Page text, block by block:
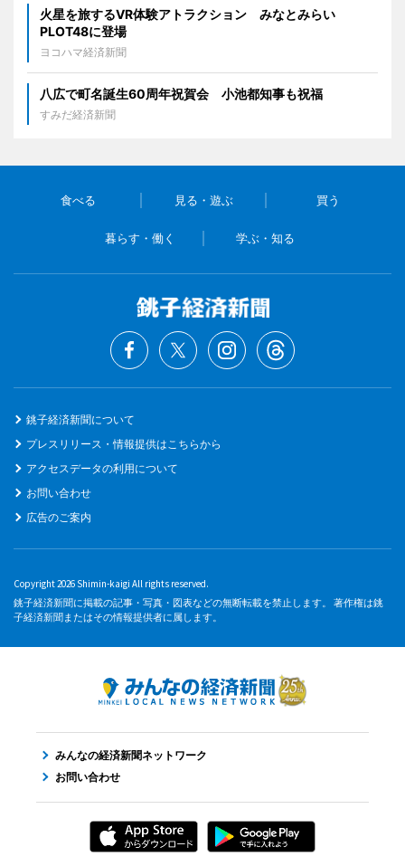
火星を旅するVR体験アトラクション みなとみらい
PLOT48に登場
ヨコハマ経済新聞
八広で町名誕生60周年祝賀会 小池都知事も祝福
すみだ経済新聞
食べる 見る・遊ぶ 買う
暮らす・働く 学ぶ・知る
銚子経済新聞について
プレスリリース・情報提供はこちらから
アクセスデータの利用について
お問い合わせ
広告のご案内
Copyright 2026 Shimin-kaigi All rights reserved.
銚子経済新聞に掲載の記事・写真・図表などの無断転載を禁止します。 著作権は銚
子経済新聞またはその情報提供者に属します。
みんなの経済新聞ネットワーク
お問い合わせ